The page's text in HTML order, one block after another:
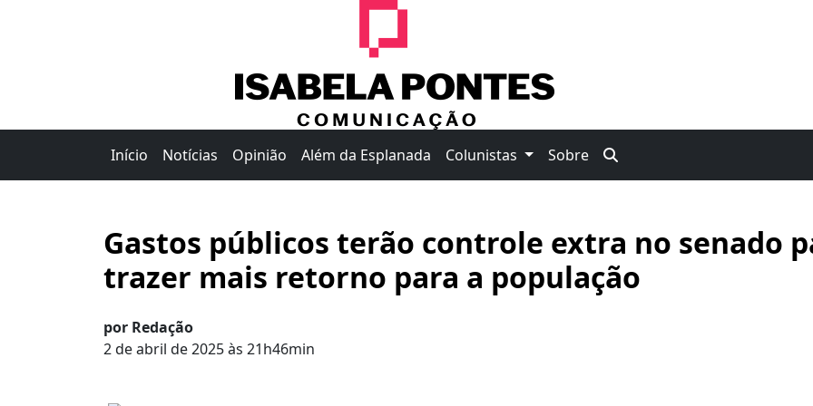
Início Notícias Opinião Além da Esplanada Colunistas Sobre
Gastos públicos terão controle extra no senado
trazer mais retorno para a população
por Redação
2 de abril de 2025 às 21h46min